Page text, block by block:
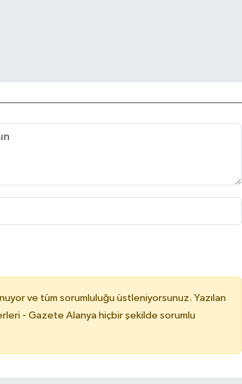
ve tüm sorumluluğu üstleniyorsunuz. Yazılan
- Gazete Alanya hiçbir şekilde sorumlu